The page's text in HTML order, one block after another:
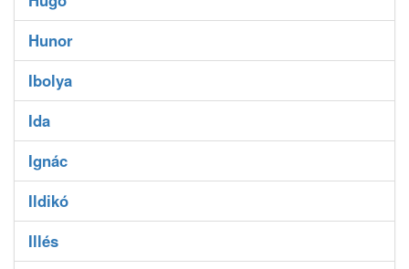
Hunor
Ibolya
Ida
Ignác
Ildikó
Illés